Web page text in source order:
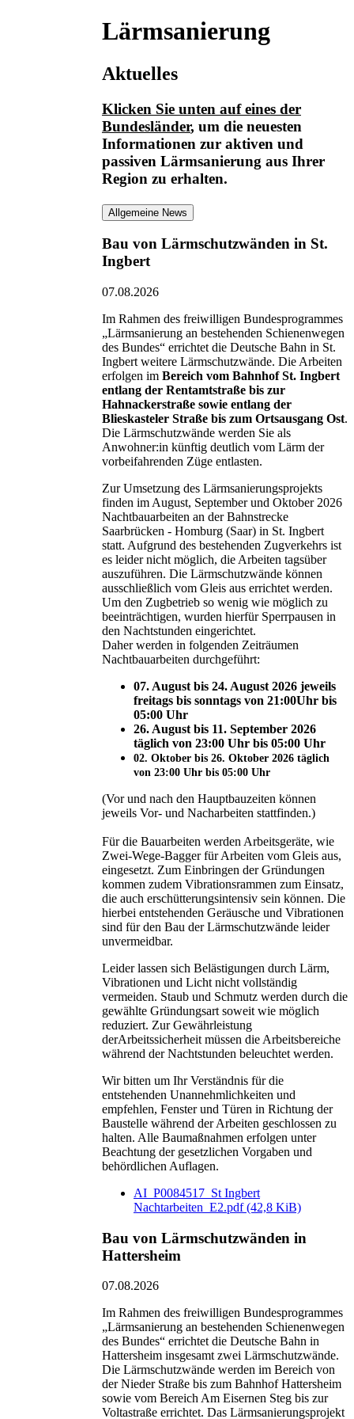
Lärmsanierung
Aktuelles
Klicken Sie unten auf eines der
Bundesländer, um die neuesten
Informationen zur aktiven und
passiven Lärmsanierung aus Ihrer
Region zu erhalten.
Allgemeine News
Bau von Lärmschutzwänden in St.
Ingbert
07.08.2026
Im Rahmen des freiwilligen Bundesprogrammes
„Lärmsanierung an bestehenden Schienenwegen
des Bundes“ errichtet die Deutsche Bahn in St.
Ingbert weitere Lärmschutzwände. Die Arbeiten
erfolgen imBereich vom Bahnhof St. Ingbert
entlang der Rentamtstraße bis zur
Hahnackerstraße sowie entlang der
Blieskasteler Straße bis zum Ortsausgang Ost.
Die Lärmschutzwände werden Sie als
Anwohner:in künftig deutlich vom Lärm der
vorbeifahrenden Züge entlasten.
Zur Umsetzung des Lärmsanierungsprojekts
finden im August, September und Oktober 2026
Nachtbauarbeiten an der Bahnstrecke
Saarbrücken - Homburg (Saar) in St. Ingbert
statt. Aufgrund des bestehenden Zugverkehrs ist
es leider nicht möglich, die Arbeiten tagsüber
auszuführen. Die Lärmschutzwände können
ausschließlich vom Gleis aus errichtet werden.
Um den Zugbetrieb so wenig wie möglich zu
beeinträchtigen, wurden hierfür Sperrpausen in
den Nachtstunden eingerichtet.
Daher werden in folgenden Zeiträumen
Nachtbauarbeiten durchgeführt:
07. August bis 24. August 2026 jeweils
freitags bis sonntags von 21:00Uhr bis
05:00 Uhr
26. August bis 11. September 2026
täglich von 23:00 Uhr bis 05:00 Uhr
02. Oktober bis 26. Oktober 2026 täglich
von 23:00 Uhr bis 05:00 Uhr
(Vor und nach den Hauptbauzeiten können
jeweils Vor- und Nacharbeiten stattfinden.)
Für die Bauarbeiten werden Arbeitsgeräte, wie
Zwei-Wege-Bagger für Arbeiten vom Gleis aus,
eingesetzt. Zum Einbringen der Gründungen
kommen zudem Vibrationsrammen zum Einsatz,
die auch erschütterungsintensiv sein können. Die
hierbei entstehenden Geräusche und Vibrationen
sind für den Bau der Lärmschutzwände leider
unvermeidbar.
Leider lassen sich Belästigungen durch Lärm,
Vibrationen und Licht nicht vollständig
vermeiden. Staub und Schmutz werden durch die
gewählte Gründungsart soweit wie möglich
reduziert. Zur Gewährleistung
derArbeitssicherheit müssen die Arbeitsbereiche
während der Nachtstunden beleuchtet werden.
Wir bitten um Ihr Verständnis für die
entstehenden Unannehmlichkeiten und
empfehlen, Fenster und Türen in Richtung der
Baustelle während der Arbeiten geschlossen zu
halten. Alle Baumaßnahmen erfolgen unter
Beachtung der gesetzlichen Vorgaben und
behördlichen Auflagen.
AI_P0084517_St Ingbert
Nachtarbeiten_E2.pdf(42,8 KiB)
Bau von Lärmschutzwänden in
Hattersheim
07.08.2026
Im Rahmen des freiwilligen Bundesprogrammes
„Lärmsanierung an bestehenden Schienenwegen
des Bundes“ errichtet die Deutsche Bahn in
Hattersheim insgesamt zwei Lärmschutzwände.
Die Lärmschutzwände werden im Bereich von
der Nieder Straße bis zum Bahnhof Hattersheim
sowie vom Bereich Am Eisernen Steg bis zur
Voltastraße errichtet. Das Lärmsanierungsprojekt